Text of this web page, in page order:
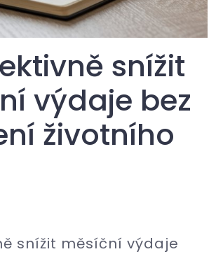
snížit
výdaje bez
životního
snížit měsíční výdaje